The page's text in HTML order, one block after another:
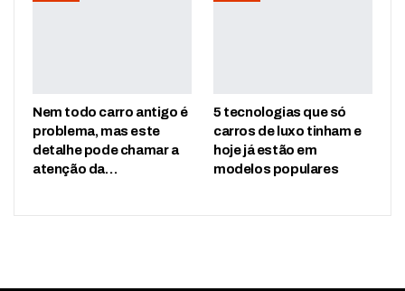
Nem todo carro antigo é
problema, mas este
detalhe pode chamar a
atenção da…
5 tecnologias que só
carros de luxo tinham e
hoje já estão em
modelos populares